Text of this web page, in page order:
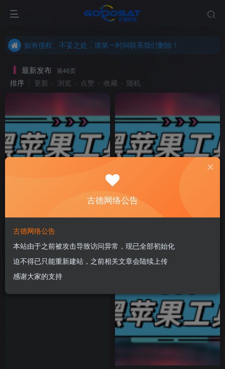
如有侵权、不妥之处，请第一时间联系我们删除！
如有侵权、不妥之处，请第一时间联系我们删除！
最新发布 第46页
排序 更新 浏览 点赞 收藏 随机
白苹果老电脑安装 macOS
Catalina 工具下载
免费资源 工具教程
5年前 8
TransMac v14.3 制作黑苹果U
盘镜像工具试用版下载
5年前
古德网络公告
古德网络公告
本站由于之前被攻击导致访问异常，现已全部初始化
迫不得已只能重新建站，之前相关文章会陆续上传
感谢大家的支持